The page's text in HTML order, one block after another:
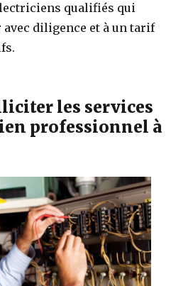
qualifiés qui
avec diligence et à un tarif
les services
professionnel à